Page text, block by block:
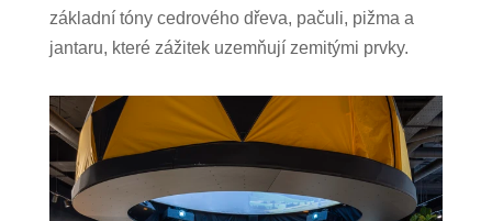
základní tóny cedrového dřeva, pačuli, pižma a
jantaru, které zážitek uzemňují zemitými prvky.